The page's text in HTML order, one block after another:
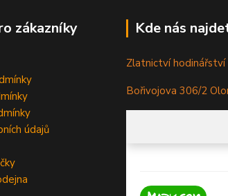
zákazníky
údajů
Kde nás
Zlatnictví hodinářství
Bořivojova 306/2